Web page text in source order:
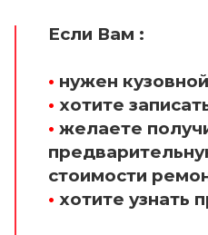
Если Вам :
• нужен
• хотите
• желаете
стоимости
• хотите узнать